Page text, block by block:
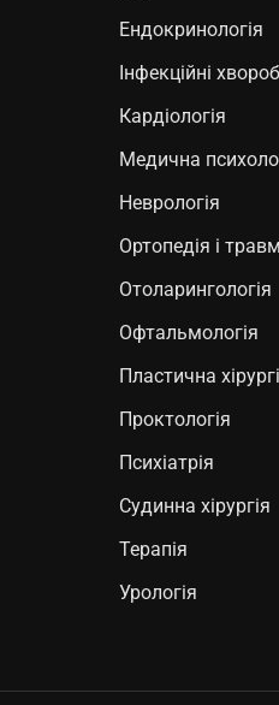
Ендокринологія
Інфекційні
Кардіологія
Медична
Неврологія
Ортопедія і
Отоларингологія
Офтальмологія
Пластична
Проктологія
Психіатрія
Судинна хірургія
Терапія
Урологія